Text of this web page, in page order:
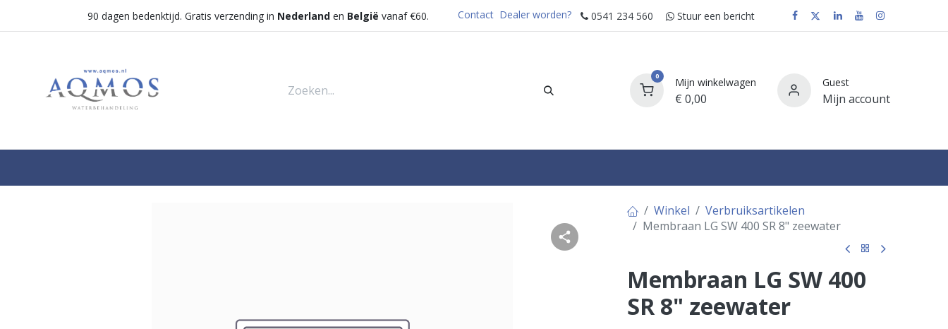
90 dagen bedenktijd. Gratis verzending in Nederlanden België vanaf €60. Contact Dealer worden? 0541 234 560 Stuur e​​​​en bericht
0 Mijn winkelwagen
€ 0,00
Guest
Mijn account
Winkel
Verbruiksartikelen
Membraan LG SW 400 SR 8" zeewater
Membraan LG SW 400
SR 8" zeewater